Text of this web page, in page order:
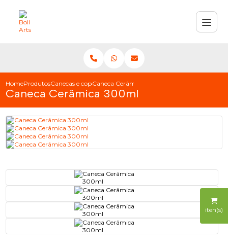
iten(s)
HomeProdutosCanecas e coposCaneca Cerâmica 300ml
Caneca Cerâmica 300ml